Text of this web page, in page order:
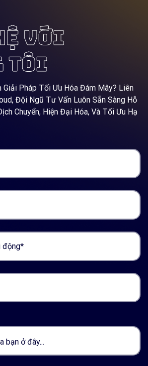
VỚI
TÔI
Giải Pháp Tối Ưu Hóa Đám Mây? Liên
Đội Ngũ Tư Vấn Luôn Sẵn Sàng Hỗ
Chuyển, Hiện Đại Hóa, Và Tối Ưu Hạ